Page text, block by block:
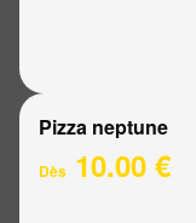
Pizza neptune
Dès 10.00 €